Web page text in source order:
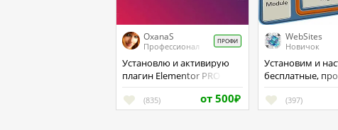
OxanaS
Профессионал
ПРОФИ
Установлю и активирую
плагин Elementor PRO
(835) от 500₽
WebSites
Новичок
Установим и настроим
бесплатные,
(397)